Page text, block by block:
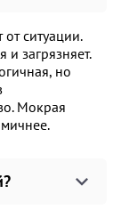
ситуации.
загрязняет.
но
Мокрая